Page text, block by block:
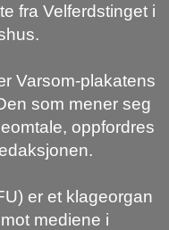
fra Velferdstinget i
Varsom-plakatens
som mener seg
oppfordres
er et klageorgan
mediene i